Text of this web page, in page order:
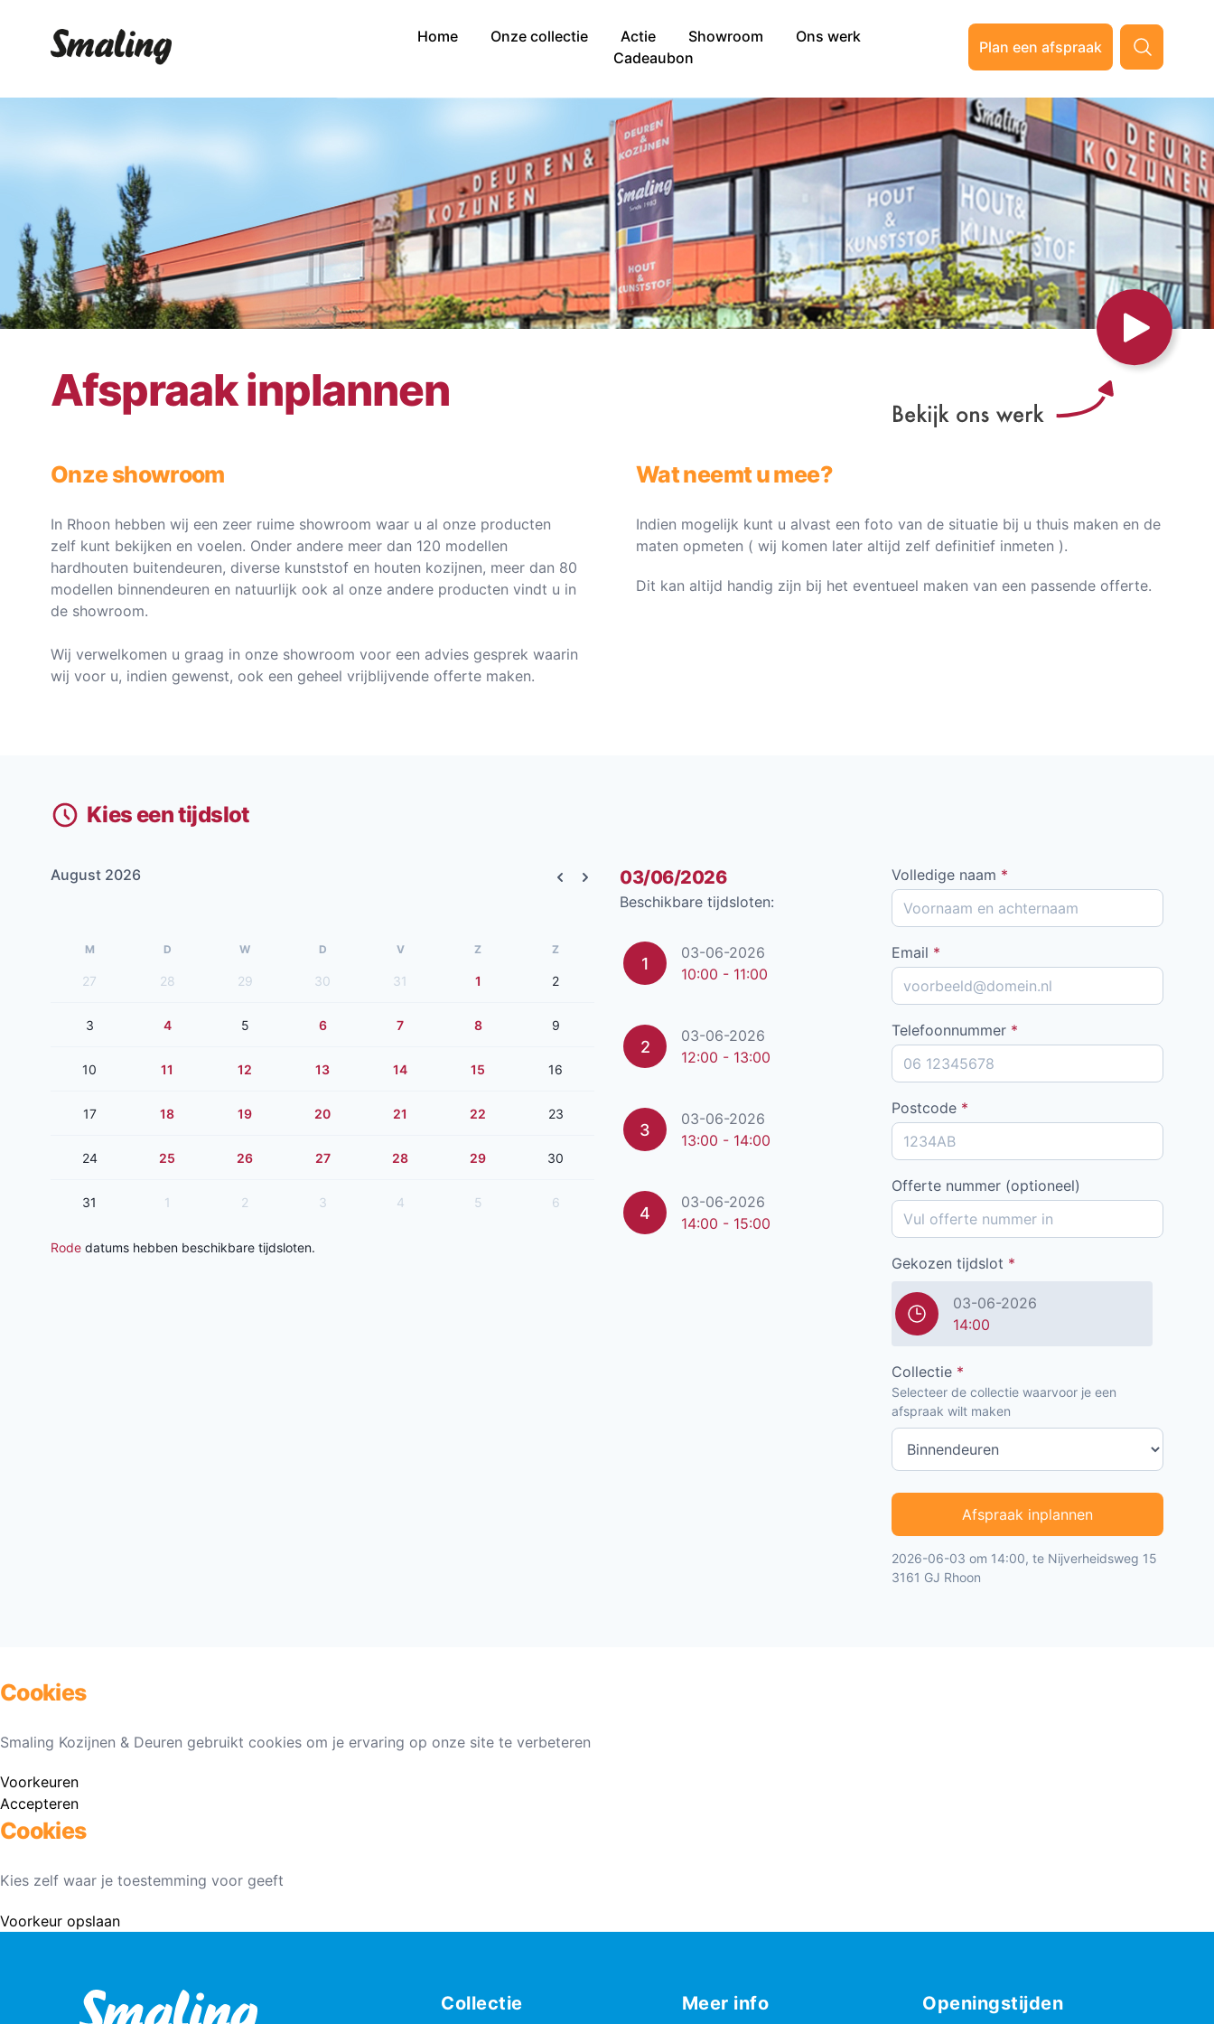
Home Onze collectie Actie Showroom
Ons werk
Cadeaubon
Plan een afspraak
Afspraak inplannen
Onze showroom
In Rhoon hebben wij een zeer ruime showroom waar u al onze producten
zelf kunt bekijken en voelen. Onder andere meer dan 120 modellen
hardhouten buitendeuren, diverse kunststof en houten kozijnen, meer dan 80
modellen binnendeuren en natuurlijk ook al onze andere producten vindt u in
de showroom.
Wij verwelkomen u graag in onze showroom voor een advies gesprek waarin
wij voor u, indien gewenst, ook een geheel vrijblijvende offerte maken.
Wat neemt u mee?
Indien mogelijk kunt u alvast een foto van de situatie bij u thuis maken en de
maten opmeten ( wij komen later altijd zelf definitief inmeten ).
Dit kan altijd handig zijn bij het eventueel maken van een passende offerte.
Kies een tijdslot
August 2026
Previous month
Next month
M D W D V Z Z
27 28 29 30 31 1 2
3 4 5 6 7 8 9
10 11 12 13 14 15 16
17 18 19 20 21 22 23
24 25 26 27 28 29 30
31 1 2 3 4 5 6
Rode datums hebben beschikbare tijdsloten.
03/06/2026
Beschikbare tijdsloten:
1
03-06-2026
10:00 - 11:00
2
03-06-2026
12:00 - 13:00
3
03-06-2026
13:00 - 14:00
4
03-06-2026
14:00 - 15:00
Volledige naam *
Email *
Telefoonnummer *
Postcode *
Offerte nummer (optioneel)
Gekozen tijdslot *
03-06-2026
14:00
Collectie *
Selecteer de collectie waarvoor je een
afspraak wilt maken
Afspraak inplannen
2026-06-03 om 14:00, te Nijverheidsweg 15
3161 GJ Rhoon
Cookies
Smaling Kozijnen & Deuren gebruikt cookies om je ervaring op onze site te verbeteren
Voorkeuren
Accepteren
Cookies
Kies zelf waar je toestemming voor geeft
Voorkeur opslaan
Collectie Meer info Openingstijden